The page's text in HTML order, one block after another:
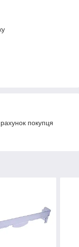
покупця